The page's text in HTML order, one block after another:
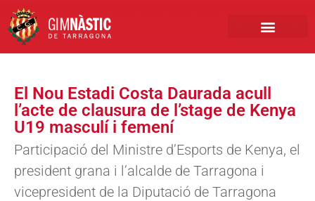
El Nou Estadi Costa Daurada acull
l’acte de clausura de l’stage de Kenya
U19 masculí i femení
Participació del Ministre d’Esports de Kenya, el
president grana i l’alcalde de Tarragona i
vicepresident de la Diputació de Tarragona